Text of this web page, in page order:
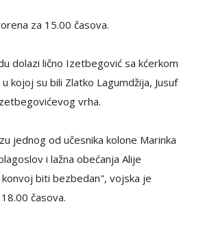
za 15.00 časova.
dolazi lično Izetbegović sa kćerkom
kojoj su bili Zlatko Lagumdžija, Jusuf
vrha.
jednog od učesnika kolone Marinka
i lažna obećanja Alije
biti bezbedan", vojska je
časova.